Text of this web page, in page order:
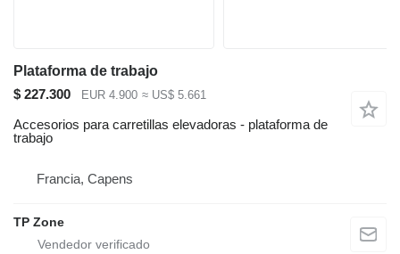
Plataforma de trabajo
$ 227.300
EUR 4.900 ≈ US$ 5.661
Accesorios para carretillas elevadoras - plataforma de
trabajo
Francia, Capens
TP Zone